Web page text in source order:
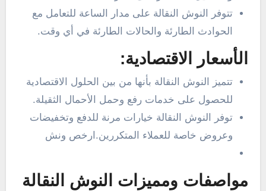
تتوفر النوش النقالة على مدار الساعة للتعامل مع
الحوادث الطارئة والحالات الطارئة في أي وقت.
الأسعار الاقتصادية:
تتميز النوش النقالة بأنها من بين الحلول الاقتصادية
للحصول على خدمات رفع وحمل الأحمال الثقيلة.
توفر النوش النقالة خيارات مرنة للدفع وتخفيضات
وعروض خاصة للعملاء المتكررين.ارخص ونش
مواصفات ومميزات النوش النقالة